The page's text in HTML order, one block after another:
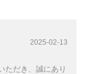
2025-02-13
ただき、誠にあり